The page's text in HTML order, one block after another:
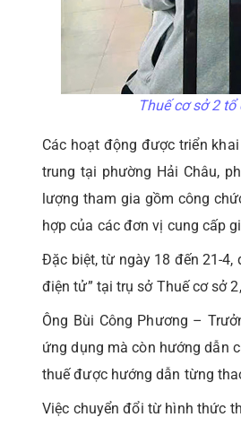
Thuế cơ sở 2
Các hoạt động được triển
trung tại phường Hải Châu,
lượng tham gia gồm công
hợp của các đơn vị cung cấp
Đặc biệt, từ ngày 18 đến 21-4,
điện tử” tại trụ sở Thuế cơ sở
Ông Bùi Công Phương –
ứng dụng mà còn hướng dẫn
thuế được hướng dẫn từng
Việc chuyển đổi từ hình thức